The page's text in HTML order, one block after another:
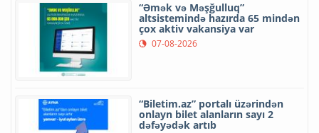
“Əmək və Məşğulluq”
altsistemində hazırda 65 mindən
çox aktiv vakansiya var
07-08-2026
“Biletim.az” portalı üzərindən
onlayn bilet alanların sayı 2
dəfəyədək artıb